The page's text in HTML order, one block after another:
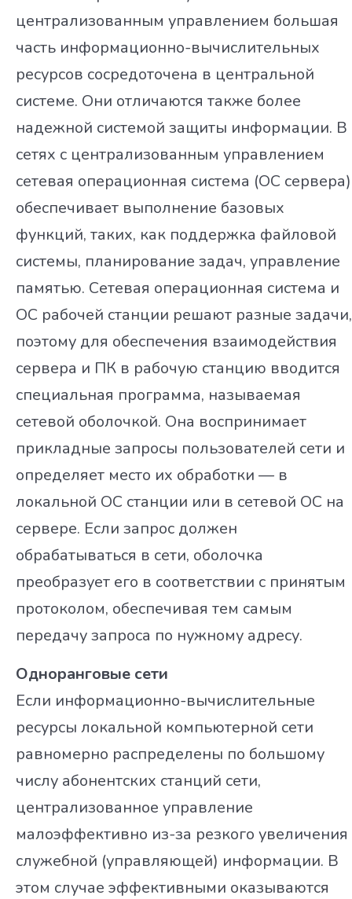
централизованным управлением большая
часть информационно-вычислительных
ресурсов сосредоточена в центральной
системе. Они отличаются также более
надежной системой защиты информации. В
сетях с централизованным управлением
сетевая операционная система (ОС
обеспечивает выполнение базовых
функций, таких, как поддержка файловой
системы, планирование задач, управление
памятью. Сетевая операционная система и
ОС рабочей станции решают разные задачи,
поэтому для обеспечения взаимодействия
сервера и ПК в рабочую станцию вводится
специальная программа, называемая
сетевой оболочкой. Она воспринимает
прикладные запросы пользователей сети и
определяет место их обработки — в
локальной ОС станции или в сетевой ОС на
сервере. Если запрос должен
обрабатываться в сети, оболочка
преобразует его в соответствии с принятым
протоколом, обеспечивая тем самым
передачу запроса по нужному адресу.
Одноранговые сети
Если информационно-вычислительные
ресурсы локальной компьютерной сети
равномерно распределены по большому
числу абонентских станций сети,
централизованное управление
малоэффективно из-за резкого увеличения
служебной (управляющей) информации. В
этом случае эффективными оказываются